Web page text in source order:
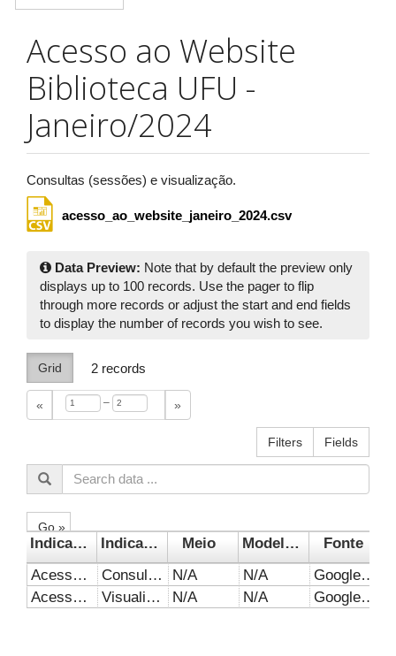
Acesso ao Website
Biblioteca UFU -
Janeiro/2024
Consultas (sessões) e visualização.
acesso_ao_website_janeiro_2024.csv
Data Preview: Note that by default the preview only
displays up to 100 records. Use the pager to flip
through more records or adjust the start and end fields
to display the number of records you wish to see.
Grid 2 records
« – »
Filters Fields
Go »
Meio
Fonte
N/A N/A
N/A N/A